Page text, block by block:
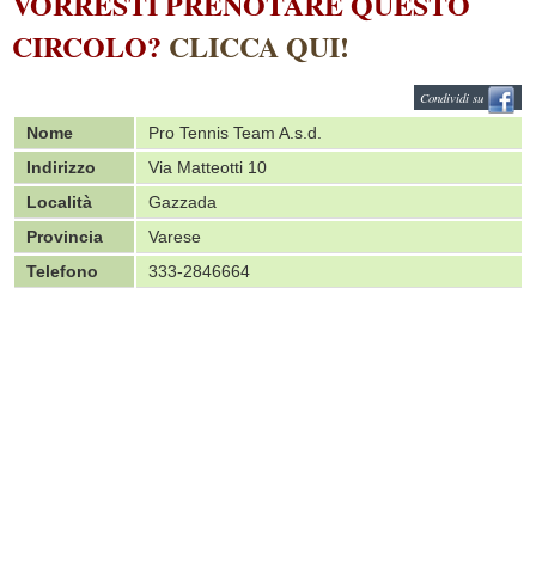
CIRCOLO? CLICCA QUI!
Condividi su
Nome
Pro Tennis Team A.s.d.
Indirizzo
Via Matteotti 10
Località
Gazzada
Provincia
Varese
Telefono
333-2846664